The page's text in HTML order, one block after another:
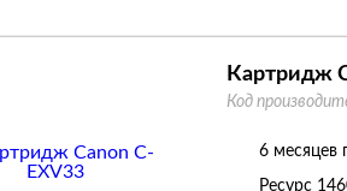
Картридж
Код
6 месяцев
Ресурс